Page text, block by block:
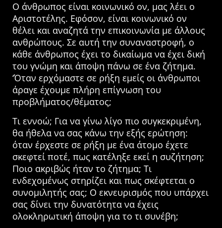
Ο άνθρωπος είναι κοινωνικό ον, μας λέει ο
Αριστοτέλης. Εφόσον, είναι κοινωνικό ον
θέλει και αναζητά την επικοινωνία με άλλους
ανθρώπους. Σε αυτή την συναναστροφή, ο
κάθε άνθρωπος έχει το δικαίωμα να έχει δική
του γνώμη και άποψη πάνω σε ένα ζήτημα.
‘Όταν ερχόμαστε σε ρήξη εμείς οι άνθρωποι
άραγε έχουμε πλήρη επίγνωση του
προβλήματος/θέματος;
Τι εννοώ; Για να γίνω λίγο πιο συγκεκριμένη,
θα ήθελα να σας κάνω την εξής ερώτηση:
όταν έρχεστε σε ρήξη με ένα άτομο έχετε
σκεφτεί ποτέ, πως κατέληξε εκεί η συζήτηση;
Ποιο ακριβώς ήταν το ζήτημα; Τι
ενδεχομένως στηρίζει και πως σκέφτεται ο
συνομιλητής σας; Ο εκνευρισμός που υπάρχει
σας δίνει την δυνατότητα να έχεις
ολοκληρωτική άποψη για το τι συνέβη;